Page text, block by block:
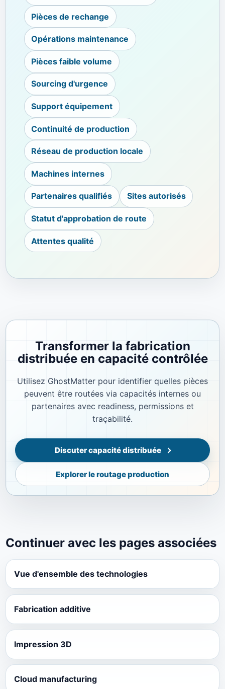
Pièces de rechange
Opérations maintenance
Pièces faible volume
Sourcing d'urgence
Support équipement
Continuité de production
Réseau de production locale
Machines internes
Partenaires qualifiés Sites autorisés
Statut d'approbation de route
Attentes qualité
Transformer la fabrication
distribuée en capacité contrôlée
Utilisez GhostMatter pour identifier quelles pièces
peuvent être routées via capacités internes ou
partenaires avec readiness, permissions et
traçabilité.
Discuter capacité distribuée
Explorer le routage production
Continuer avec les pages associées
Vue d'ensemble des technologies
Fabrication additive
Impression 3D
Cloud manufacturing